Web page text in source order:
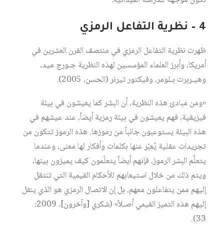
4 – نظرية التفاعل الرمزي
ظهرت نظرية التفاعل الرمزي في منتصف القرن العشرين في
أمريكا، وأبرز العلماء المؤسسين لهذه النظرية جـورج ميد،
وهيـربرت بـلومر، وفيكتور تيرنر (الحسن، 2005).
«ومن مبادئ هذه النظرية، أن البشر كما يعيشون في بيئة
فيزيقية، فهم يعيشون في بيئة رمزية أيضاً، عند عيشهم في
هذه البيئة يستوعبون جانباً من رموزها. هذه الرموز تتكون من
تجريدات عقلية يُعبّر عنها بكلمات وأفكار لها معنى، وعندما
يتعلَّم البشر الرموز، فإنهم أيضاً يتعلّمون كيف يميزون بينها،
ويتم ذلك من خلال استيعابهم للأحكام القيمية التي تنتقل
إليهم ممن يتفاعلون معهم، بل إن الاتصال الرمزي هو الذي ينقل
إليهم هذه التميز القيمي أصـلاً» (شكري [وآخرون]، 2009:
33).